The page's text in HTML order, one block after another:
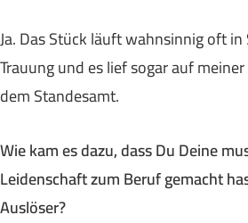
Ja. Das Stück läuft wahnsinnig oft
Trauung und es lief sogar auf
dem Standesamt.
Wie kam es dazu, dass Du Deine
Leidenschaft zum Beruf gemacht
Auslöser?